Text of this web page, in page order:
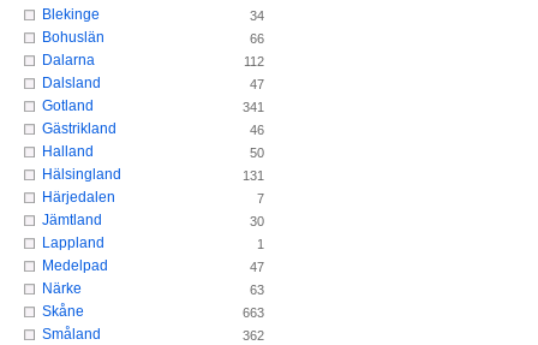
Blekinge 34
Bohuslän 66
Dalarna 112
Dalsland 47
Gotland 341
Gästrikland 46
Halland 50
Hälsingland 131
Härjedalen 7
Jämtland 30
Lappland 1
Medelpad 47
Närke 63
Skåne 663
Småland 362